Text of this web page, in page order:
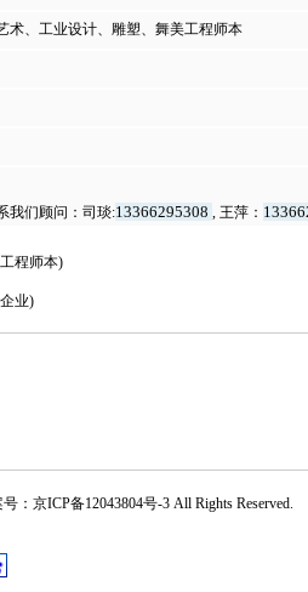
术、工业设计、雕塑、舞美工程师本
我们顾问：司琰:13366295308 , 王萍：
程师本)
业)
： 京ICP备12043804号-3 All Rights Reserved.